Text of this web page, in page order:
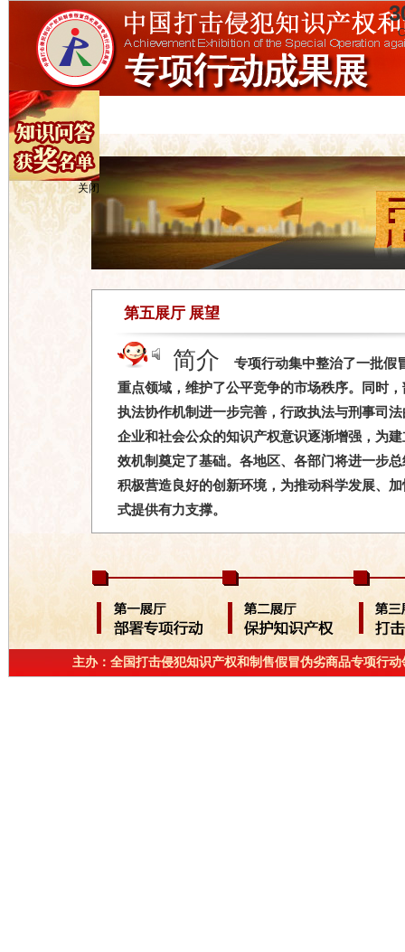
关闭
第五展厅 展望
简介
专项行动集中整治了一批假
重点领域，维护了公平竞争的市场秩序。同时
执法协作机制进一步完善，行政执法与刑事司
企业和社会公众的知识产权意识逐渐增强，为
效机制奠定了基础。各地区、各部门将进一步
积极营造良好的创新环境，为推动科学发展、
式提供有力支撑。
主办：全国打击侵犯知识产权和制售假冒伪劣商品专项行